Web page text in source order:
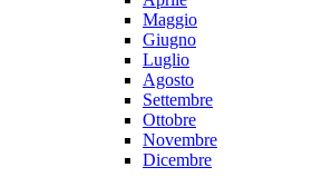
Maggio
Giugno
Luglio
Agosto
Settembre
Ottobre
Novembre
Dicembre